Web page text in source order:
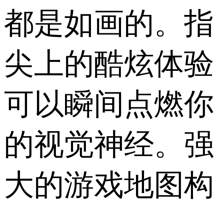
都是如画的。指
尖上的酷炫体验
可以瞬间点燃你
的视觉神经。强
大的游戏地图构